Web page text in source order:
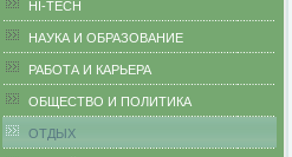
HI-TECH
НАУКА И ОБРАЗОВАНИЕ
РАБОТА И КАРЬЕРА
ОБЩЕСТВО И ПОЛИТИКА
ОТДЫХ